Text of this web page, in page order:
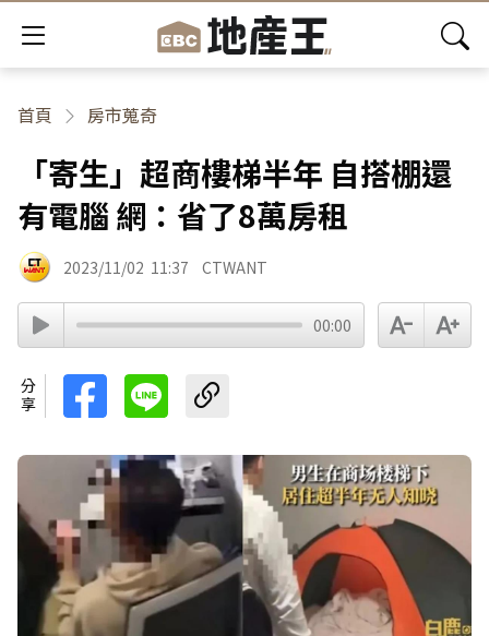
首頁 房市蒐奇
「寄生」超商樓梯半年 自搭棚還
有電腦 網：省了8萬房租
2023/11/02 11:37 CTWANT
00:00
分享